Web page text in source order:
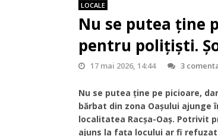
LOCALE
Nu se putea ține
pentru polițiști.
17 mai 2026, 14:44 3
Nu se putea ține pe picioare,
bărbat din zona Oașului ajunge
localitatea Racșa-Oaș. Potrivit
ajuns la fața locului ar fi